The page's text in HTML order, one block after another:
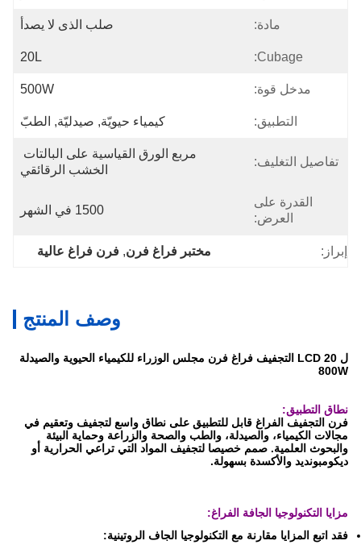
مادة: صلب الذى لا يصدأ
Cubage:
20L
مدخل قوة: 500W
التطبيق: كيمياء حيويّة, صيدليّة, الطبّ
تفاصيل التغليف:
مربع الورق القياسية على البالتات
الخشب الرقائقي
القدرة على
العرض:
1500 في الشهر
إبراز: مختبر فراغ فرن, فرن فراغ عالية
وصف المنتج
ل 20 LCD التجفيف فراغ فرن مجلس الوزراء للكيمياء الحيوية والصيدلة
800W
نطاق التطبيق:
فرن التجفيف الفراغ قابل للتطبيق على نطاق واسع لتجفيف وتعقيم في
مجالات الكيمياء، والصيدلة، والطب والصحة والزراعة وحماية البيئة
والبحوث العلمية. صمم خصيصا لتجفيف المواد التي تراعي الحرارية أو
ديكومبونديد والأكسدة بسهولة.
مزايا التكنولوجيا الجافة الفراغ:
فقد اتبع المزايا مقارنة مع التكنولوجيا الجاف الروتينية: